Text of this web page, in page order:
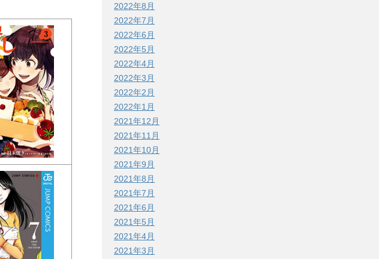
2022年8月
2022年7月
2022年6月
2022年5月
2022年4月
2022年3月
2022年2月
2022年1月
2021年12月
2021年11月
2021年10月
2021年9月
2021年8月
2021年7月
2021年6月
2021年5月
2021年4月
2021年3月